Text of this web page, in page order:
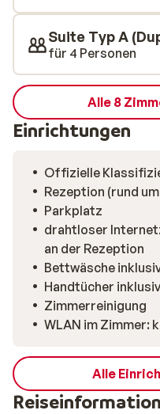
Suite Typ A
für 4 Personen
Alle 8
Einrichtungen
Offizielle
Rezeption (rund
Parkplatz
drahtloser
an der Rezeption
Bettwäsche
Handtücher
Zimmerreinigung
WLAN im Zimmer:
Alle